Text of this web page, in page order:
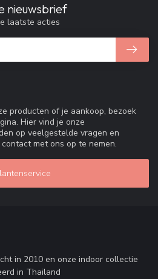
producten of je aankoop, bezoek
Hier vind je onze
op veelgestelde vragen en
met ons op te nemen.
nieuwsbrief
laatste acties
in 2010 en onze indoor collectie
in Thailand